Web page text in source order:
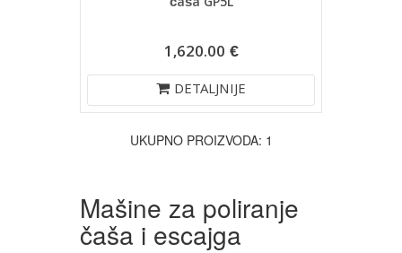
1,620.00 €
DETALJNIJE
UKUPNO PROIZVODA: 1
Mašine za poliranje
čaša i escajga